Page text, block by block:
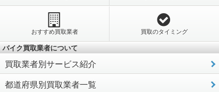
おすすめ買取業者 買取のタイミング
バイク買取業者について
買取業者別サービス紹介
都道府県別買取業者一覧